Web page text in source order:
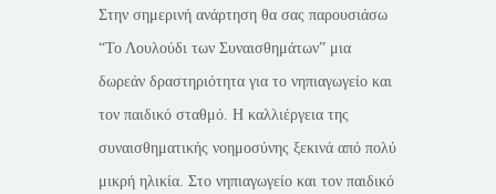
Στην σημερινή ανάρτηση θα σας παρουσιάσω
“Το Λουλούδι των Συναισθημάτων” μια
δωρεάν δραστηριότητα για το νηπιαγωγείο και
τον παιδικό σταθμό. Η καλλιέργεια της
συναισθηματικής νοημοσύνης ξεκινά από πολύ
μικρή ηλικία. Στο νηπιαγωγείο και τον παιδικό